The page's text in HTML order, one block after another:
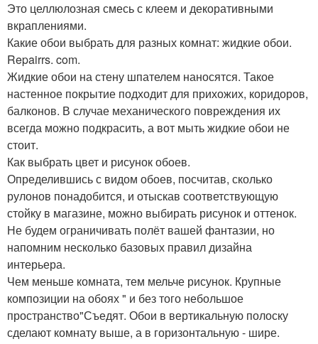
Это целлюлозная смесь с клеем и декоративными
вкраплениями.
Какие обои выбрать для разных комнат: жидкие обои.
Repairrs. com.
Жидкие обои на стену шпателем наносятся. Такое
настенное покрытие подходит для прихожих, коридоров,
балконов. В случае механического повреждения их
всегда можно подкрасить, а вот мыть жидкие обои не
стоит.
Как выбрать цвет и рисунок обоев.
Определившись с видом обоев, посчитав, сколько
рулонов понадобится, и отыскав соответствующую
стойку в магазине, можно выбирать рисунок и оттенок.
Не будем ограничивать полёт вашей фантазии, но
напомним несколько базовых правил дизайна
интерьера.
Чем меньше комната, тем мельче рисунок. Крупные
композиции на обоях " и без того небольшое
пространство"Съедят. Обои в вертикальную полоску
сделают комнату выше, а в горизонтальную - шире.